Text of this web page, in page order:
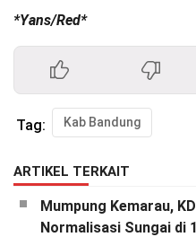
*Yans/Red*
Tag: Kab Bandung
ARTIKEL TERKAIT
Mumpung Kemarau,
Normalisasi Sungai di